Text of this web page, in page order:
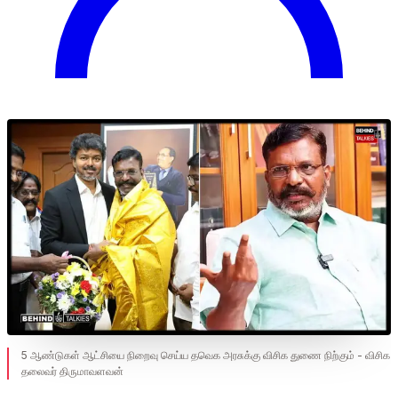
5 ஆண்டுகள் ஆட்சியை நிறைவு செய்ய தவெக அரசுக்கு விசிக துணை நிற்கும் - விசிக
தலைவர் திருமாவளவன்